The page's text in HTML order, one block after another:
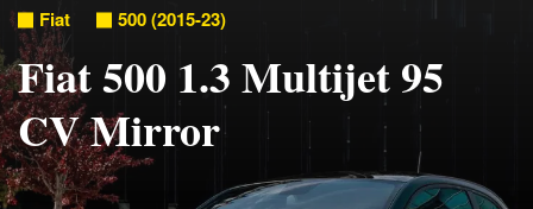
Fiat 500 (2015-23)
Fiat 500 1.3 Multijet 95
CV Mirror